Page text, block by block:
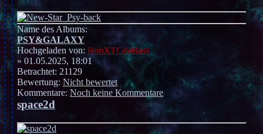
Name des Albums:
PSY&GALAXY
Hochgeladen von: RonXTCdaBass
» 01.05.2025, 18:01
Betrachtet: 21129
Bewertung: Nicht bewertet
Kommentare: Noch keine Kommentare
space2d